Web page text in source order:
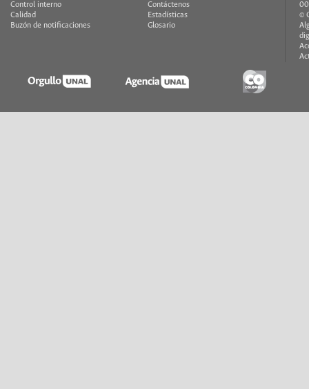
Control interno
Calidad
Buzón de notificaciones
Contáctenos
Estadísticas
Glosario
©